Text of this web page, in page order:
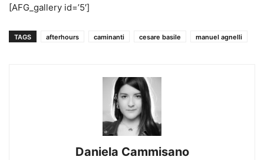
[AFG_gallery id=’5′]
TAGS afterhours caminanti cesare basile manuel agnelli
Daniela Cammisano